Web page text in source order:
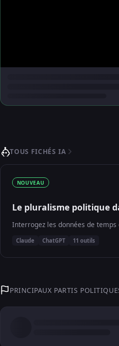
TOUS FICHÉS IA
NOUVEAU
Le pluralisme politique
Interrogez les données de
Claude ChatGPT 11 outils
PRINCIPAUX PARTIS